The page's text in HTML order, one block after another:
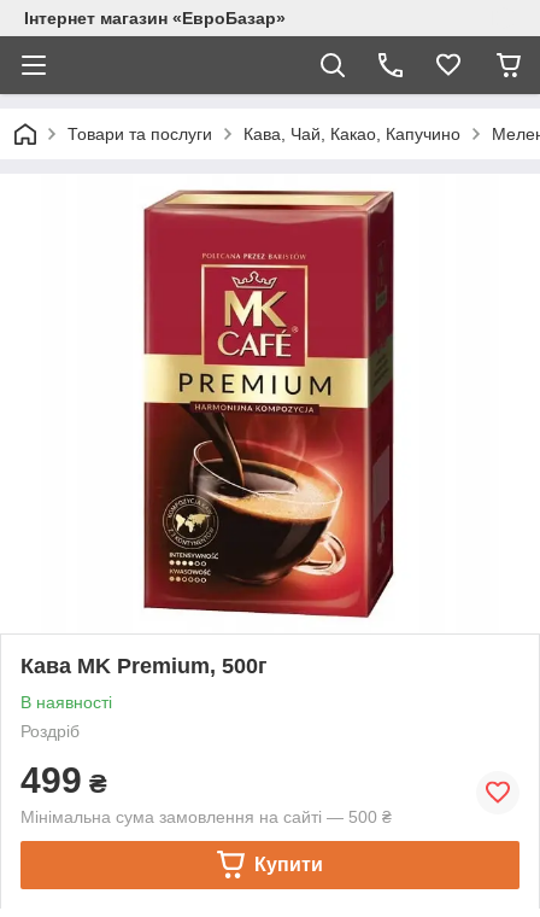
Інтернет магазин «ЕвроБазар»
Товари та послуги Кава, Чай, Какао, Капучино
Кава MK Premium, 500г
В наявності
Роздріб
499 ₴
Мінімальна сума замовлення на сайті — 500 ₴
Купити